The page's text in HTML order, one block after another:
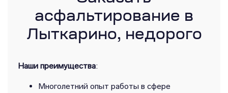
асфальтирование в
Лыткарино, недорого
Наши преимущества:
Многолетний опыт работы в сфере